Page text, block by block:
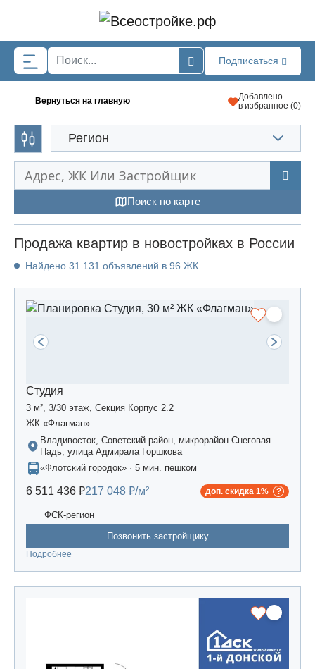
Подписаться
Вернуться на главную
Добавлено
в избранное (0)
Регион
Поиск по карте
Продажа квартир в новостройках в России
Найдено 31 131 объявлений в 96 ЖК
Студия
3 м², 3/30 этаж, Секция Корпус 2.2
ЖК «Флагман»
Владивосток, Советский район, микрорайон Снеговая
Падь, улица Адмирала Горшкова
«Флотский городок» · 5 мин. пешком
6 511 436 ₽217 048 ₽/м² доп. скидка 1%
ФСК-регион
Позвонить застройщику
Подробнее